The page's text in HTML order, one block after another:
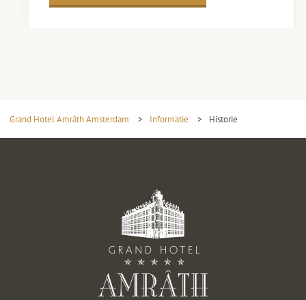
Grand Hotel Amrâth Amsterdam > Informatie > Historie